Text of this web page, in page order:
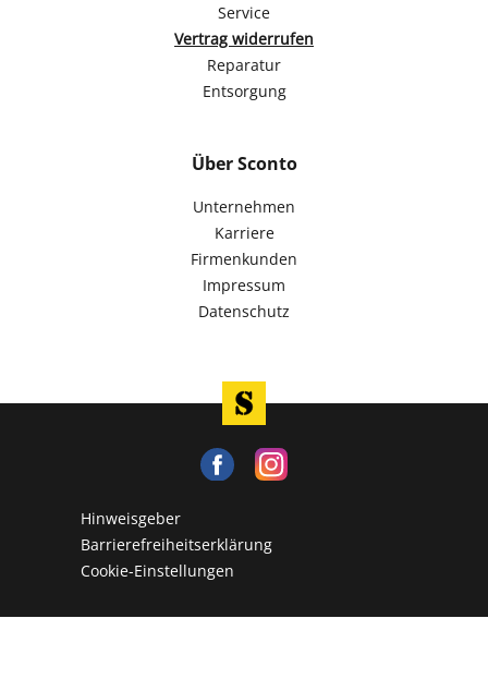
Service
Vertrag widerrufen
Reparatur
Entsorgung
Über Sconto
Unternehmen
Karriere
Firmenkunden
Impressum
Datenschutz
Hinweisgeber
Barrierefreiheitserklärung
Cookie-Einstellungen